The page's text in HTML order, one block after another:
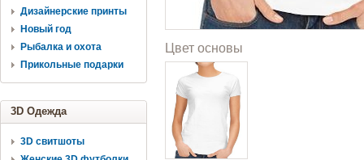
Дизайнерские принты
Новый год
Рыбалка и охота
Прикольные подарки
3D Одежда
3D свитшоты
Цвет основы